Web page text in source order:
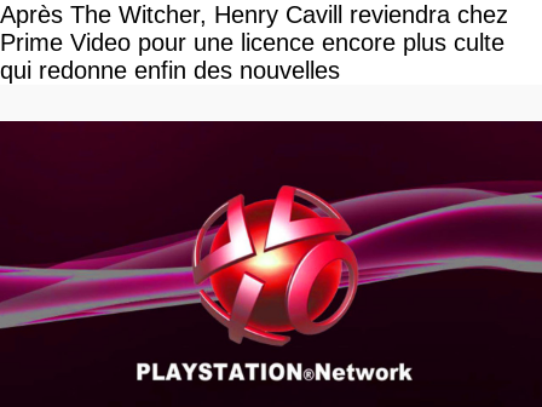
Après The Witcher, Henry Cavill reviendra chez
Prime Video pour une licence encore plus culte
qui redonne enfin des nouvelles